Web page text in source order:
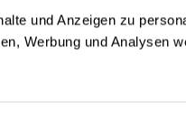
und Anzeigen zu
Werbung und Analysen